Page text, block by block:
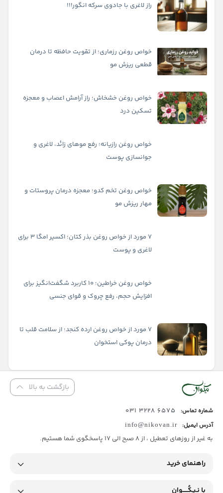
راز لاغری با جادوی سرکه انگور!!!
خواص روغن رزماری؛ از تقویت حافظه تا درمان
قطعی ریزش مو
خواص روغن خشخاش؛ راز آرامش اعصاب و معجزه
تسکین درد
خواص روغن رازیانه؛ رفع موهای زائد، لاغری و
جوانسازی پوست
خواص روغن تخم کدو؛ معجزه درمان پروستات و
مهار ریزش مو
۷ مورد از خواص روغن بذر کتان؛ اکسیر امگا ۳ برای
لاغری و پوست
خواص روغن خراطین؛ ۱۰ کاربرد شگفت‌انگیز برای
افزایش حجم، رفع چروک و قوای جنسی
۷ مورد از خواص روغن ارده کنجد؛ از سلامت قلب تا
درمان پوکی استخوان
بازگشت به بالا
شماره تماس: 6575 3228 031
آدرس ایمیل: info@nikovan.ir
به غیر از روزهای تعطیل ، از 8 صبح الی 17 پاسخگوی شما هستیم.
راهنمای خرید
با نـیـکُـــــوان